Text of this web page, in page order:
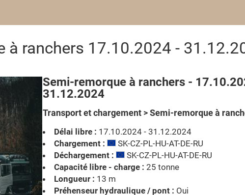
à ranchers 17.10.2024 -
Semi-remorque à ranchers -
31.12.2024
Transport et chargement > Semi-remorque à
Délai libre : 17.10.2024 - 31.12.2024
Chargement :
SK-CZ-PL-HU-AT-DE-RU
Déchargement :
SK-CZ-PL-HU-AT-DE-RU
Capacité libre - charge : 25 tonne
Longueur : 13 m
Préhenseur hydraulique / pont : Oui